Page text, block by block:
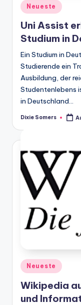
Posted
in
Neueste
Uni Assist
Studium in
Ein Studium in
Studierende ein
Ausbildung, der
Studentenlebens
in Deutschland…
Posted
Dixie Somers
Posted
in
Neueste
Wikipedia
und